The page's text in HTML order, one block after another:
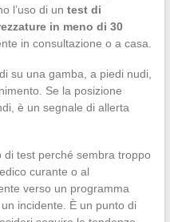
l’uso di un test di
in meno di 30
in consultazione o a casa.
su una gamba, a piedi nudi,
Se la posizione
è un segnale di allerta
di test perché sembra troppo
curante o al
verso un programma
incidente. È un punto di